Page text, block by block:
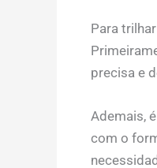
Para
precisa e
Ademais,
com o